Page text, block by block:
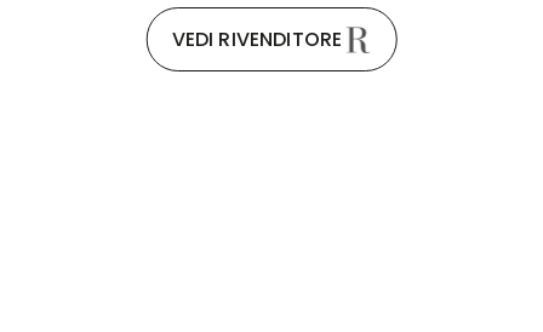
VEDI RIVENDITORE